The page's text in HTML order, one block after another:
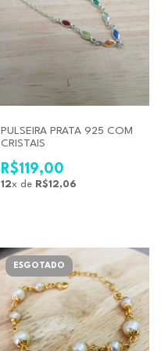
PULSEIRA PRATA 925 COM
CRISTAIS
R$119,00
12x de R$12,06
ESGOTADO